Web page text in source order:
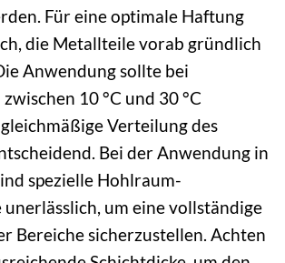
Für eine optimale Haftung
die Metallteile vorab gründlich
Anwendung sollte bei
10 °C und 30 °C
Verteilung des
Bei der Anwendung in
spezielle Hohlraum-
unerlässlich, um eine vollständige
Bereiche sicherzustellen. Achten